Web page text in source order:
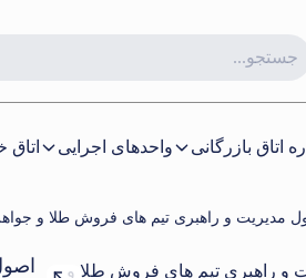
اتاق بازرگانی واحدهای اجرایی اتاق
مدیریت و راهبری تیم های فروش طلا و